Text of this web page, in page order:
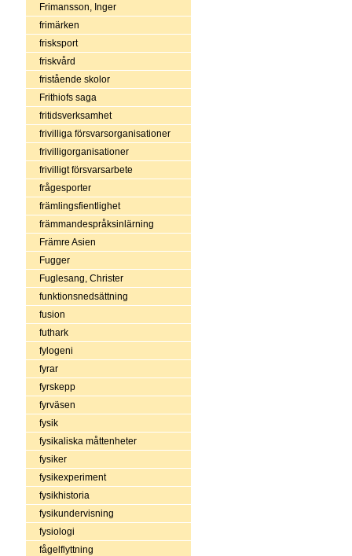
Frimansson, Inger
frimärken
frisksport
friskvård
fristående skolor
Frithiofs saga
fritidsverksamhet
frivilliga försvarsorganisationer
frivilligorganisationer
frivilligt försvarsarbete
frågesporter
främlingsfientlighet
främmandespråksinlärning
Främre Asien
Fugger
Fuglesang, Christer
funktionsnedsättning
fusion
futhark
fylogeni
fyrar
fyrskepp
fyrväsen
fysik
fysikaliska måttenheter
fysiker
fysikexperiment
fysikhistoria
fysikundervisning
fysiologi
fågelflyttning